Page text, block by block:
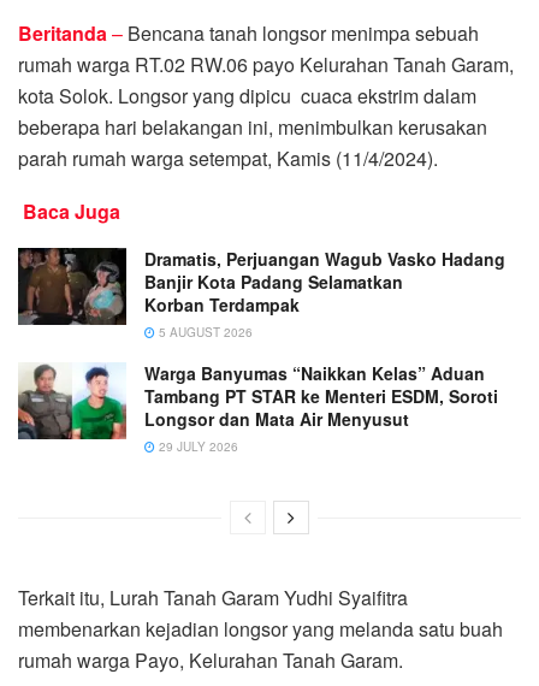
Beritanda– Bencana tanah longsor menimpa sebuah
rumah warga RT.02 RW.06 payo Kelurahan Tanah Garam,
kota Solok. Longsor yang dipicu cuaca ekstrim dalam
beberapa hari belakangan ini, menimbulkan kerusakan
parah rumah warga setempat, Kamis (11/4/2024).
Baca Juga
Dramatis, Perjuangan Wagub Vasko Hadang
Banjir Kota Padang Selamatkan
Korban Terdampak
5 AUGUST 2026
Warga Banyumas “Naikkan Kelas” Aduan
Tambang PT STAR ke Menteri ESDM, Soroti
Longsor dan Mata Air Menyusut
29 JULY 2026
Terkait itu, Lurah Tanah Garam Yudhi Syaifitra
membenarkan kejadian longsor yang melanda satu buah
rumah warga Payo, Kelurahan Tanah Garam.